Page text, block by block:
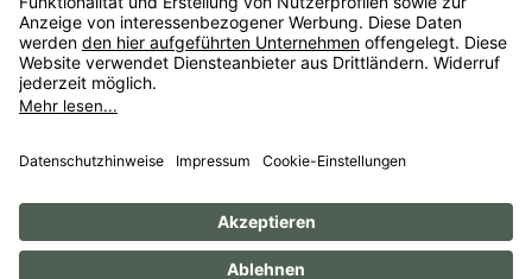
Unternehmen
Alle Preise inkl. gesetzl. Mehrwertsteuer zzgl.
anders angegeben.
ImpressumAGBWiderrufsbelehrungenDatenschutz
Barrierefreiheit